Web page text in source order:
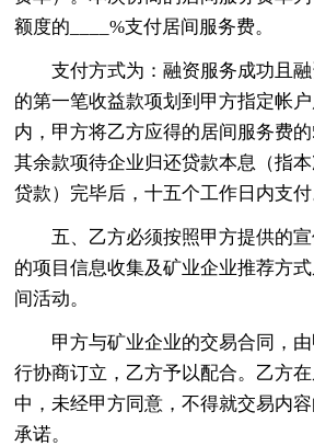
额度的____%支付居间服务费。
支付方式为：融资服务成功且
的第一笔收益款项划到甲方指定帐
内，甲方将乙方应得的居间服务费的
其余款项待企业归还贷款本息（指
贷款）完毕后，十五个工作日内支付
五、乙方必须按照甲方提供的
的项目信息收集及矿业企业推荐方
间活动。
甲方与矿业企业的交易合同，
行协商订立，乙方予以配合。乙方
中，未经甲方同意，不得就交易内
承诺。